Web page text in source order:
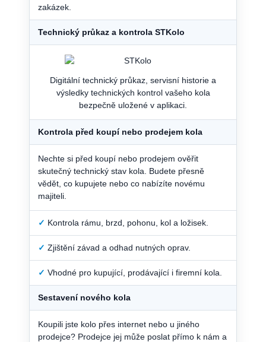
zakázek.
Technický průkaz a kontrola STKolo
Digitální technický průkaz, servisní historie a
výsledky technických kontrol vašeho kola
bezpečně uložené v aplikaci.
Kontrola před koupí nebo prodejem kola
Nechte si před koupí nebo prodejem ověřit
skutečný technický stav kola. Budete přesně
vědět, co kupujete nebo co nabízíte novému
majiteli.
✓ Kontrola rámu, brzd, pohonu, kol a ložisek.
✓ Zjištění závad a odhad nutných oprav.
✓ Vhodné pro kupující, prodávající i firemní kola.
Sestavení nového kola
Koupili jste kolo přes internet nebo u jiného
prodejce? Prodejce jej může poslat přímo k nám a